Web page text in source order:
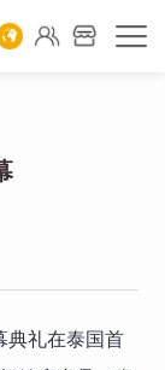
典礼在泰国首